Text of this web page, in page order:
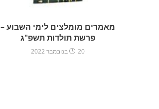
מאמרים מומלצים לימי השבוע –
פרשת תולדות תשפ"ג
20 בנובמבר 2022